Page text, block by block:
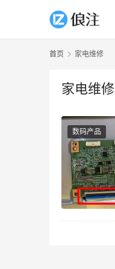
首页 家电维修
家电维修
数码产品